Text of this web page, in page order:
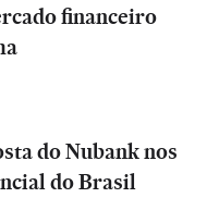
financeiro
do Nubank nos
do Brasil